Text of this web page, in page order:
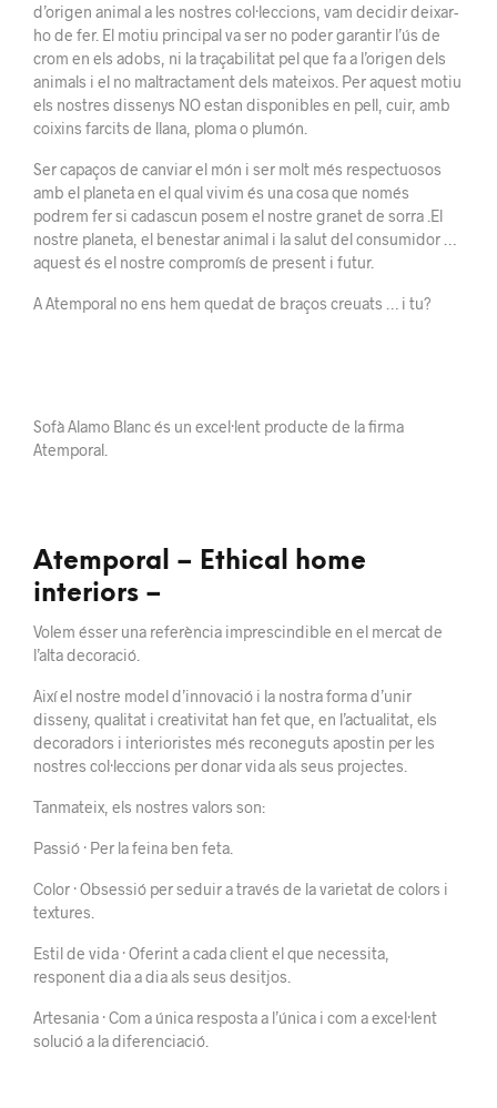
d’origen animal a les nostres col·leccions, vam decidir deixar-
ho de fer. El motiu principal va ser no poder garantir l’ús de
crom en els adobs, ni la traçabilitat pel que fa a l’origen dels
animals i el no maltractament dels mateixos. Per aquest motiu
els nostres dissenys NO estan disponibles en pell, cuir, amb
coixins farcits de llana, ploma o plumón.
Ser capaços de canviar el món i ser molt més respectuosos
amb el planeta en el qual vivim és una cosa que només
podrem fer si cadascun posem el nostre granet de sorra .El
nostre planeta, el benestar animal i la salut del consumidor …
aquest és el nostre compromís de present i futur.
A Atemporal no ens hem quedat de braços creuats … i tu?
Sofà Alamo Blanc és un excel·lent producte de la firma
Atemporal.
Atemporal – Ethical home
interiors –
Volem ésser una referència imprescindible en el mercat de
l’alta decoració.
Així el nostre model d’innovació i la nostra forma d’unir
disseny, qualitat i creativitat han fet que, en l’actualitat, els
decoradors i interioristes més reconeguts apostin per les
nostres col·leccions per donar vida als seus projectes.
Tanmateix, els nostres valors son:
Passió · Per la feina ben feta.
Color · Obsessió per seduir a través de la varietat de colors i
textures.
Estil de vida · Oferint a cada client el que necessita,
responent dia a dia als seus desitjos.
Artesania · Com a única resposta a l’única i com a excel·lent
solució a la diferenciació.